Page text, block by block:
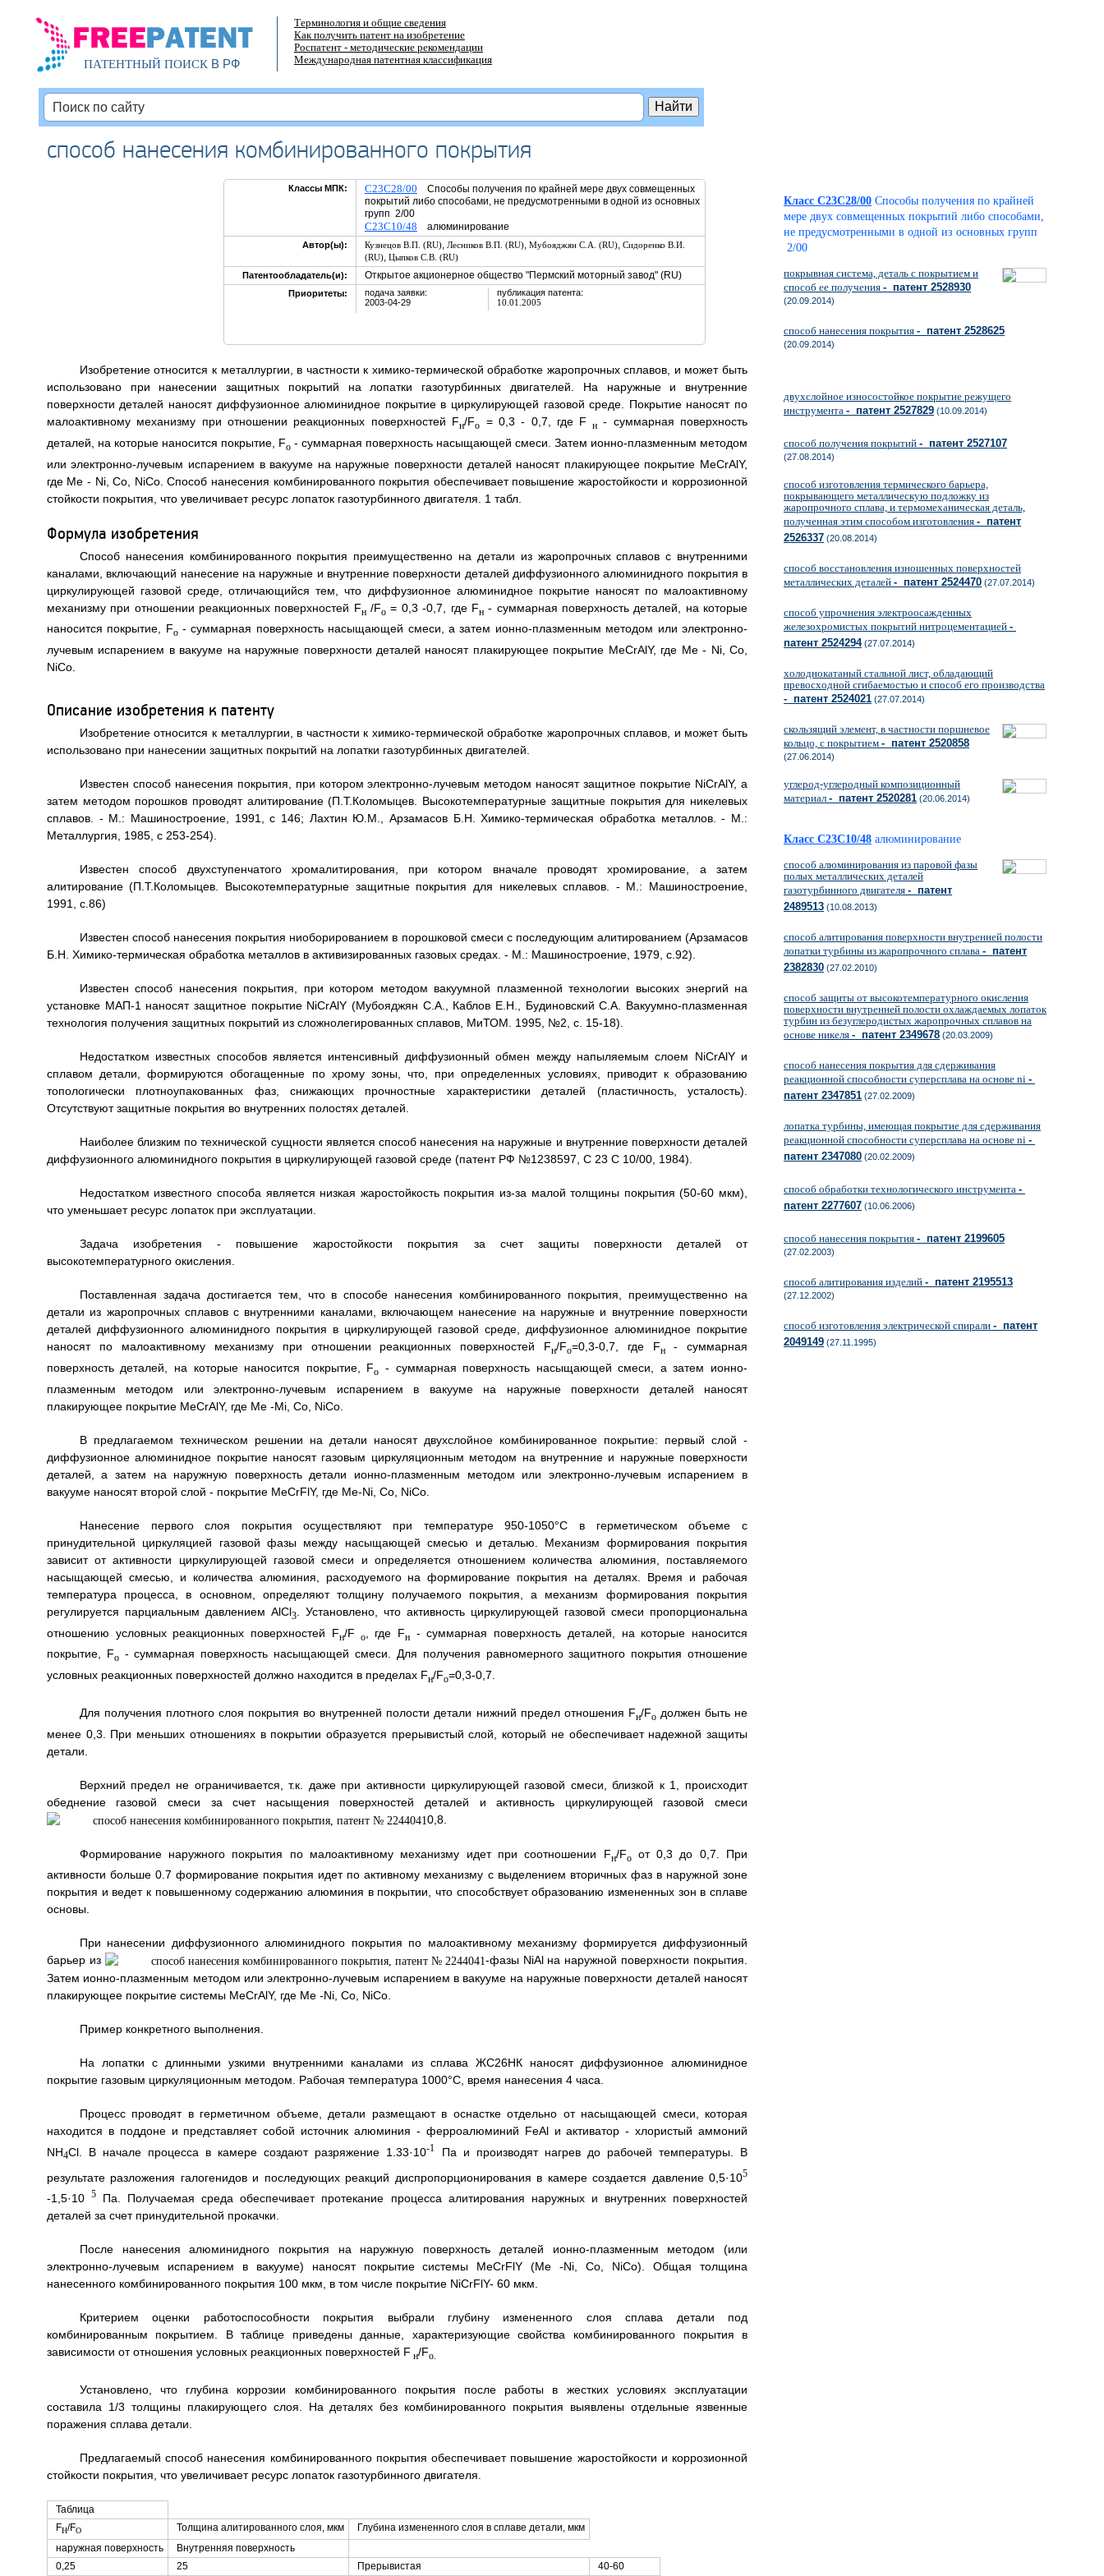
ПАТЕНТНЫЙ ПОИСКВ РФ
Терминология и общие сведения
Как получить патент на изобретение
Роспатент - методические рекомендации
Международная патентная классификация
способ нанесения комбинированного покрытия
Классы МПК: C23C28/00 Способы получения по крайней мере двух совмещенных
покрытий либо способами, не предусмотренными в одной из основных
групп 2/00
C23C10/48 алюминирование
Автор(ы): Кузнецов В.П. (RU), Лесников В.П. (RU), Мубояджян С.А. (RU), Сидоренко В.И.
(RU), Цыпков С.В. (RU)
Патентообладатель(и):
Открытое акционерное общество "Пермский моторный завод" (RU)
Приоритеты:
подача заявки:
2003-04-29
публикация патента:
10.01.2005
Изобретение относится к металлургии, в частности к химико-термической обработке жаропрочных сплавов, и может быть
использовано при нанесении защитных покрытий на лопатки газотурбинных двигателей. На наружные и внутренние
поверхности деталей наносят диффузионное алюминидное покрытие в циркулирующей газовой среде. Покрытие наносят по
малоактивному механизму при отношении реакционных поверхностей Fн/Fo = 0,3 - 0,7, где F н- суммарная поверхность
деталей, на которые наносится покрытие, Fo - суммарная поверхность насыщающей смеси. Затем ионно-плазменным методом
или электронно-лучевым испарением в вакууме на наружные поверхности деталей наносят плакирующее покрытие MeCrAlY,
где Me - Ni, Co, NiCo. Способ нанесения комбинированного покрытия обеспечивает повышение жаростойкости и коррозионной
стойкости покрытия, что увеличивает ресурс лопаток газотурбинного двигателя. 1 табл.
Формула изобретения
Способ нанесения комбинированного покрытия преимущественно на детали из жаропрочных сплавов с внутренними
каналами, включающий нанесение на наружные и внутренние поверхности деталей диффузионного алюминидного покрытия в
циркулирующей газовой среде, отличающийся тем, что диффузионное алюминидное покрытие наносят по малоактивному
механизму при отношении реакционных поверхностей Fн/Fo = 0,3 -0,7, где Fн- суммарная поверхность деталей, на которые
наносится покрытие, Fo- суммарная поверхность насыщающей смеси, а затем ионно-плазменным методом или электронно-
лучевым испарением в вакууме на наружные поверхности деталей наносят плакирующее покрытие MeCrAlY, где Me - Ni, Co,
NiCo.
Описание изобретения к патенту
Изобретение относится к металлургии, в частности к химико-термической обработке жаропрочных сплавов, и может быть
использовано при нанесении защитных покрытий на лопатки газотурбинных двигателей.
Известен способ нанесения покрытия, при котором электронно-лучевым методом наносят защитное покрытие NiCrAlY, а
затем методом порошков проводят алитирование (П.Т.Коломыцев. Высокотемпературные защитные покрытия для никелевых
сплавов. - М.: Машиностроение, 1991, с 146; Лахтин Ю.М., Арзамасов Б.Н. Химико-термическая обработка металлов. - М.:
Металлургия, 1985, с 253-254).
Известен способ двухступенчатого хромалитирования, при котором вначале проводят хромирование, а затем
алитирование (П.Т.Коломыцев. Высокотемпературные защитные покрытия для никелевых сплавов. - М.: Машиностроение,
1991, с.86)
Известен способ нанесения покрытия ниоборированием в порошковой смеси с последующим алитированием (Арзамасов
Б.Н. Химико-термическая обработка металлов в активизированных газовых средах. - М.: Машиностроение, 1979, с.92).
Известен способ нанесения покрытия, при котором методом вакуумной плазменной технологии высоких энергий на
установке МАП-1 наносят защитное покрытие NiCrAlY (Мубояджян С.А., Каблов Е.Н., Будиновский С.А. Вакуумно-плазменная
технология получения защитных покрытий из сложнолегированных сплавов, МиТОМ. 1995, №2, с. 15-18).
Недостатком известных способов является интенсивный диффузионный обмен между напыляемым слоем NiCrAlY и
сплавом детали, формируются обогащенные по хрому зоны, что, при определенных условиях, приводит к образованию
топологически плотноупакованных фаз, снижающих прочностные характеристики деталей (пластичность, усталость).
Отсутствуют защитные покрытия во внутренних полостях деталей.
Наиболее близким по технической сущности является способ нанесения на наружные и внутренние поверхности деталей
диффузионного алюминидного покрытия в циркулирующей газовой среде (патент РФ №1238597, С 23 С 10/00, 1984).
Недостатком известного способа является низкая жаростойкость покрытия из-за малой толщины покрытия (50-60 мкм),
что уменьшает ресурс лопаток при эксплуатации.
Задача изобретения - повышение жаростойкости покрытия за счет защиты поверхности деталей от
высокотемпературного окисления.
Поставленная задача достигается тем, что в способе нанесения комбинированного покрытия, преимущественно на
детали из жаропрочных сплавов с внутренними каналами, включающем нанесение на наружные и внутренние поверхности
деталей диффузионного алюминидного покрытия в циркулирующей газовой среде, диффузионное алюминидное покрытие
наносят по малоактивному механизму при отношении реакционных поверхностей Fн/Fo=0,3-0,7, где Fн- суммарная
поверхность деталей, на которые наносится покрытие, Fo
- суммарная поверхность насыщающей смеси, а затем ионно-
плазменным методом или электронно-лучевым испарением в вакууме на наружные поверхности деталей наносят
плакирующее покрытие MeCrAlY, где Me -Mi, Co, NiCo.
В предлагаемом техническом решении на детали наносят двухслойное комбинированное покрытие: первый слой -
диффузионное алюминидное покрытие наносят газовым циркуляционным методом на внутренние и наружные поверхности
деталей, а затем на наружную поверхность детали ионно-плазменным методом или электронно-лучевым испарением в
вакууме наносят второй слой - покрытие MeCrFlY, где Me-Ni, Co, NiCo.
Нанесение первого слоя покрытия осуществляют при температуре 950-1050°С в герметическом объеме с
принудительной циркуляцией газовой фазы между насыщающей смесью и деталью. Механизм формирования покрытия
зависит от активности циркулирующей газовой смеси и определяется отношением количества алюминия, поставляемого
насыщающей смесью, и количества алюминия, расходуемого на формирование покрытия на деталях. Время и рабочая
температура процесса, в основном, определяют толщину получаемого покрытия, а механизм формирования покрытия
регулируется парциальным давлением АlСl3. Установлено, что активность циркулирующей газовой смеси пропорциональна
отношению условных реакционных поверхностей Fн/F о , где Fн- суммарная поверхность деталей, на которые наносится
покрытие, Fо- суммарная поверхность насыщающей смеси. Для получения равномерного защитного покрытия отношение
условных реакционных поверхностей должно находится в пределах Fн/Fо=0,3-0,7.
Для получения плотного слоя покрытия во внутренней полости детали нижний предел отношения Fн/Fо должен быть не
менее 0,3. При меньших отношениях в покрытии образуется прерывистый слой, который не обеспечивает надежной защиты
детали.
Верхний предел не ограничивается, т.к. даже при активности циркулирующей газовой смеси, близкой к 1, происходит
обеднение газовой смеси за счет насыщения поверхностей деталей и активность циркулирующей газовой смеси
0,8.
Формирование наружного покрытия по малоактивному механизму идет при соотношении Fн/Fо
от 0,3 до 0,7. При
активности больше 0.7 формирование покрытия идет по активному механизму с выделением вторичных фаз в наружной зоне
покрытия и ведет к повышенному содержанию алюминия в покрытии, что способствует образованию измененных зон в сплаве
основы.
При нанесении диффузионного алюминидного покрытия по малоактивному механизму формируется диффузионный
барьер из
-фазы NiAl на наружной поверхности покрытия.
Затем ионно-плазменным методом или электронно-лучевым испарением в вакууме на наружные поверхности деталей наносят
плакирующее покрытие системы MeCrAlY, где Me -Ni, Co, NiCo.
Пример конкретного выполнения.
На лопатки с длинными узкими внутренними каналами из сплава ЖС26НК наносят диффузионное алюминидное
покрытие газовым циркуляционным методом. Рабочая температура 1000°С, время нанесения 4 часа.
Процесс проводят в герметичном объеме, детали размещают в оснастке отдельно от насыщающей смеси, которая
находится в поддоне и представляет собой источник алюминия - ферроалюминий FeAl и активатор - хлористый аммоний
NH4Cl. В начале процесса в камере создают разряжение 1.33·10-1
Па и производят нагрев до рабочей температуры. В
результате разложения галогенидов и последующих реакций диспропорционирования в камере создается давление 0,5·105
-1,5·10 5Па. Получаемая среда обеспечивает протекание процесса алитирования наружных и внутренних поверхностей
деталей за счет принудительной прокачки.
После нанесения алюминидного покрытия на наружную поверхность деталей ионно-плазменным методом (или
электронно-лучевым испарением в вакууме) наносят покрытие системы MeCrFlY (Me -Ni, Co, NiCo). Общая толщина
нанесенного комбинированного покрытия 100 мкм, в том числе покрытие NiCrFlY- 60 мкм.
Критерием оценки работоспособности покрытия выбрали глубину измененного слоя сплава детали под
комбинированным покрытием. В таблице приведены данные, характеризующие свойства комбинированного покрытия в
зависимости от отношения условных реакционных поверхностей F н/Fо.
Установлено, что глубина коррозии комбинированного покрытия после работы в жестких условиях эксплуатации
составила 1/3 толщины плакирующего слоя. На деталях без комбинированного покрытия выявлены отдельные язвенные
поражения сплава детали.
Предлагаемый способ нанесения комбинированного покрытия обеспечивает повышение жаростойкости и коррозионной
стойкости покрытия, что увеличивает ресурс лопаток газотурбинного двигателя.
Таблица
FН/FО Толщина алитированного слоя, мкм
Глубина измененного слоя в сплаве детали, мкм
наружная поверхность
Внутренняя поверхность
0,25
25 Прерывистая 40-60
Класс C23C28/00 Способы получения по крайней
мере двух совмещенных покрытий либо способами,
не предусмотренными в одной из основных групп
2/00
покрывная система, деталь с покрытием и
способ ее получения - патент 2528930
(20.09.2014)
способ нанесения покрытия - патент 2528625
(20.09.2014)
двухслойное износостойкое покрытие режущего
инструмента - патент 2527829 (10.09.2014)
способ получения покрытий - патент 2527107
(27.08.2014)
способ изготовления термического барьера,
покрывающего металлическую подложку из
жаропрочного сплава, и термомеханическая деталь,
полученная этим способом изготовления - патент
2526337 (20.08.2014)
способ восстановления изношенных поверхностей
металлических деталей - патент 2524470 (27.07.2014)
способ упрочнения электроосажденных
железохромистых покрытий нитроцементацией -
патент 2524294(27.07.2014)
холоднокатаный стальной лист, обладающий
превосходной сгибаемостью и способ его производства
- патент 2524021 (27.07.2014)
скользящий элемент, в частности поршневое
кольцо, с покрытием - патент 2520858
(27.06.2014)
углерод-углеродный композиционный
материал - патент 2520281 (20.06.2014)
Класс C23C10/48 алюминирование
способ алюминирования из паровой фазы
полых металлических деталей
газотурбинного двигателя - патент
2489513 (10.08.2013)
способ алитирования поверхности внутренней полости
лопатки турбины из жаропрочного сплава - патент
2382830 (27.02.2010)
способ защиты от высокотемпературного окисления
поверхности внутренней полости охлаждаемых лопаток
турбин из безуглеродистых жаропрочных сплавов на
основе никеля - патент 2349678 (20.03.2009)
способ нанесения покрытия для сдерживания
реакционной способности суперсплава на основе ni -
патент 2347851 (27.02.2009)
лопатка турбины, имеющая покрытие для сдерживания
реакционной способности суперсплава на основе ni -
патент 2347080 (20.02.2009)
способ обработки технологического инструмента -
патент 2277607 (10.06.2006)
способ нанесения покрытия - патент 2199605
(27.02.2003)
способ алитирования изделий - патент 2195513
(27.12.2002)
способ изготовления электрической спирали - патент
2049149 (27.11.1995)